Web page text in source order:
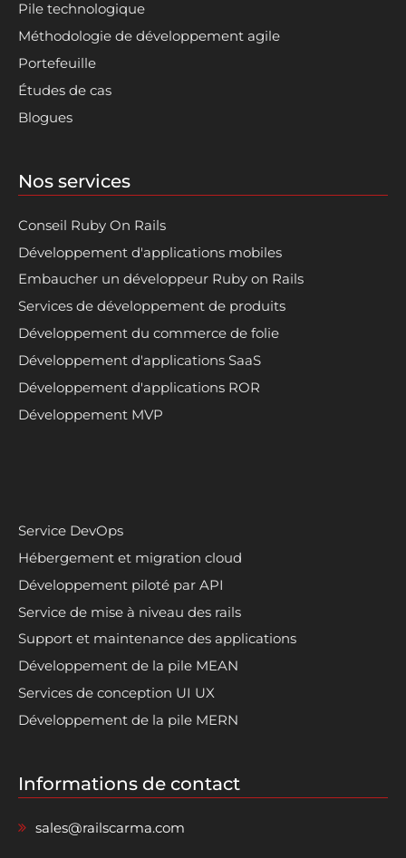
Pile technologique
Méthodologie de développement agile
Portefeuille
Études de cas
Blogues
Nos services
Conseil Ruby On Rails
Développement d'applications mobiles
Embaucher un développeur Ruby on Rails
Services de développement de produits
Développement du commerce de folie
Développement d'applications SaaS
Développement d'applications ROR
Développement MVP
Service DevOps
Hébergement et migration cloud
Développement piloté par API
Service de mise à niveau des rails
Support et maintenance des applications
Développement de la pile MEAN
Services de conception UI UX
Développement de la pile MERN
Informations de contact
sales@railscarma.com